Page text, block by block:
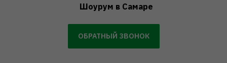
Шоурум в Самаре
ОБРАТНЫЙ ЗВОНОК